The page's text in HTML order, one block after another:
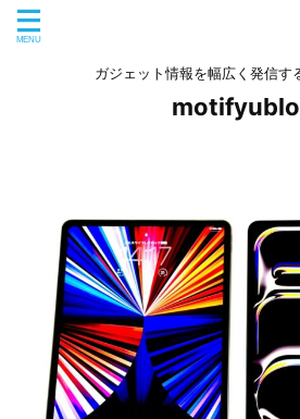
ガジェット情報を幅広く発信す